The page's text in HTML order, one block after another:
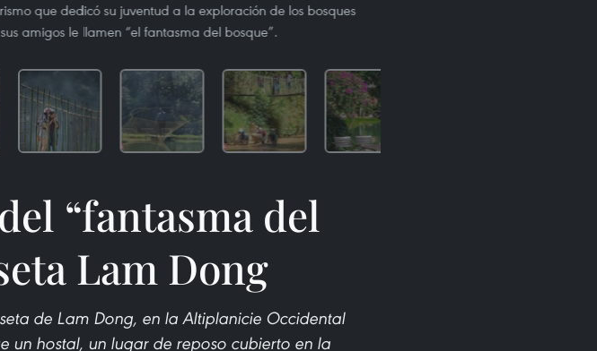
que dedicó su juventud a la exploración de los bosques
amigos le llamen “el fantasma del bosque”.
“fantasma del
Lam Dong
de Lam Dong, en la Altiplanicie Occidental
un hostal, un lugar de reposo cubierto en la